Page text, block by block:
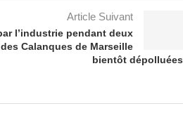
Article Suivant
l’industrie pendant deux
Calanques de Marseille
bientôt dépolluées